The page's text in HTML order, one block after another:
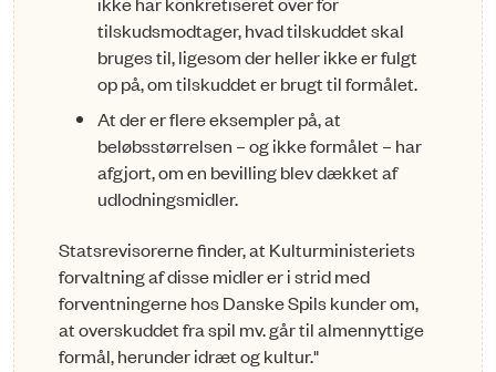
tilskudsmodtager, hvad tilskuddet skal
bruges til, ligesom der heller ikke er fulgt
op på, om tilskuddet er brugt til formålet.
At der er flere eksempler på, at
beløbsstørrelsen – og ikke formålet – har
afgjort, om en bevilling blev dækket af
udlodningsmidler.
Statsrevisorerne finder, at Kulturministeriets
forvaltning af disse midler er i strid med
forventningerne hos Danske Spils kunder om,
at overskuddet fra spil mv. går til almennyttige
formål, herunder idræt og kultur."